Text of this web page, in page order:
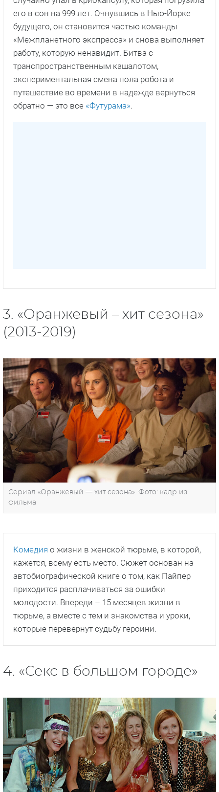
его в сон на 999 лет. Очнувшись в Нью-Йорке
будущего, он становится частью команды
«Межпланетного экспресса» и снова выполняет
работу, которую ненавидит. Битва с
транспространственным кашалотом,
экспериментальная смена пола робота и
путешествие во времени в надежде вернуться
обратно — это все «Футурама».
3. «Оранжевый – хит сезона»
(2013-2019)
Сериал «Оранжевый — хит сезона». Фото: кадр из
фильма
Комедия о жизни в женской тюрьме, в которой,
кажется, всему есть место. Сюжет основан на
автобиографической книге о том, как Пайпер
приходится расплачиваться за ошибки
молодости. Впереди – 15 месяцев жизни в
тюрьме, а вместе с тем и знакомства и уроки,
которые перевернут судьбу героини.
4. «Секс в большом городе»